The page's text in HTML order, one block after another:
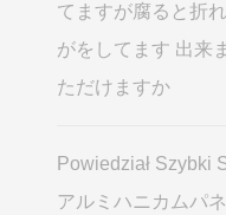
てますが腐ると折
がをしてます 出来
ただけますか
Powiedział Szybki
アルミハニカムパ